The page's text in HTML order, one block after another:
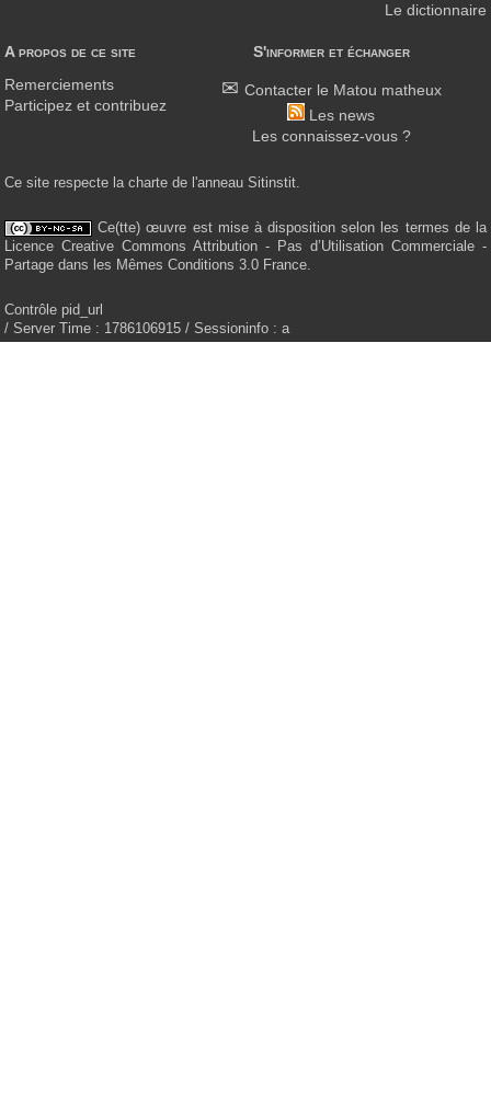
A propos de ce site
Remerciements
Participez et contribuez
S'informer et échanger
Contacter le Matou matheux
Les news
Les connaissez-vous ?
Le dictionnaire
Ce site respecte la charte de l'anneau Sitinstit.
Ce(tte) œuvre est mise à disposition selon les termes de la
Licence Creative Commons Attribution - Pas d’Utilisation Commerciale -
Partage dans les Mêmes Conditions 3.0 France.
Contrôle pid_url
/ Server Time : 1786106915 / Sessioninfo : a